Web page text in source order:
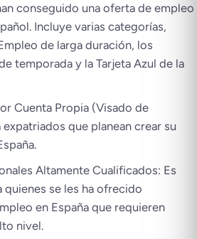
conseguido una oferta de empleo
Incluye varias categorías,
de larga duración, los
temporada y la Tarjeta Azul de la
Cuenta Propia (Visado de
que planean crear su
Altamente Cualificados: Es
quienes se les ha ofrecido
en España que requieren
nivel.